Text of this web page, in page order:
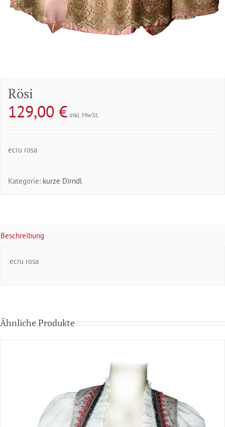
Rösi
129,00 € inkl. MwSt.
ecru rosa
Kategorie: kurze Dirndl
Beschreibung
ecru rosa
Ähnliche Produkte